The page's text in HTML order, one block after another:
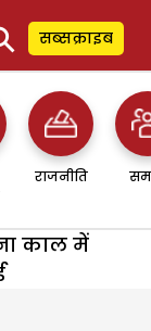
सब्सक्राइब
राजनीति
काल में